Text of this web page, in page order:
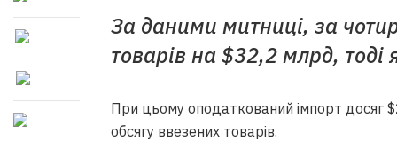
За даними митниці, за
товарів на $32,2 млрд,
При цьому оподаткований імпорт досяг
обсягу ввезених товарів.